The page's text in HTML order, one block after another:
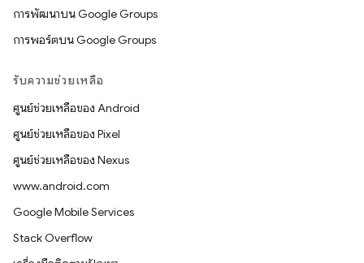
การพัฒนาบน Google Groups
การพอร์ตบน Google Groups
รับความช่วยเหลือ
ศูนย์ช่วยเหลือของ Android
ศูนย์ช่วยเหลือของ Pixel
ศูนย์ช่วยเหลือของ Nexus
www.android.com
Google Mobile Services
Stack Overflow